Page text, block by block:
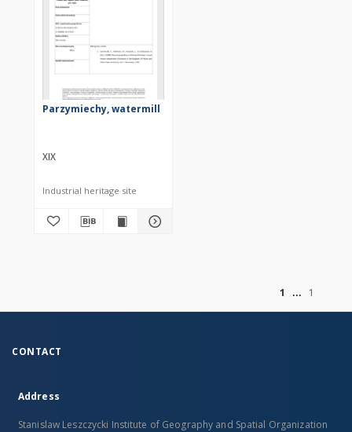
Parzymiechy, watermill
XIX
Industrial heritage site
1
1
CONTACT
Address
Stanislaw Leszczycki Institute of Geography and Spatial Organization